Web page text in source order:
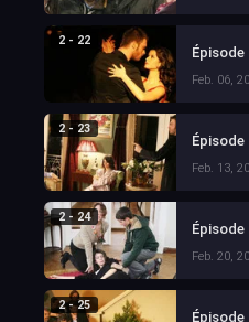
2 - 22
Épisode
Feb. 06,
2 - 23
Épisode
Feb. 13,
2 - 24
Épisode
Feb. 20,
2 - 25
Épisode